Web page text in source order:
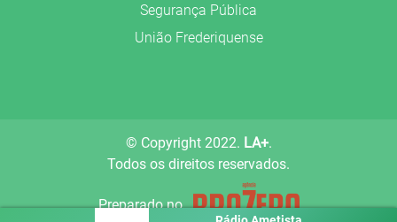
Segurança Pública
União Frederiquense
© Copyright 2022. LA+.
Todos os direitos reservados.
Preparado no